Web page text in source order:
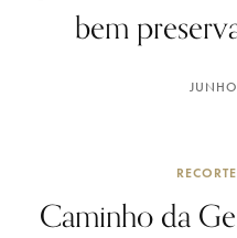
bem
Caminho da